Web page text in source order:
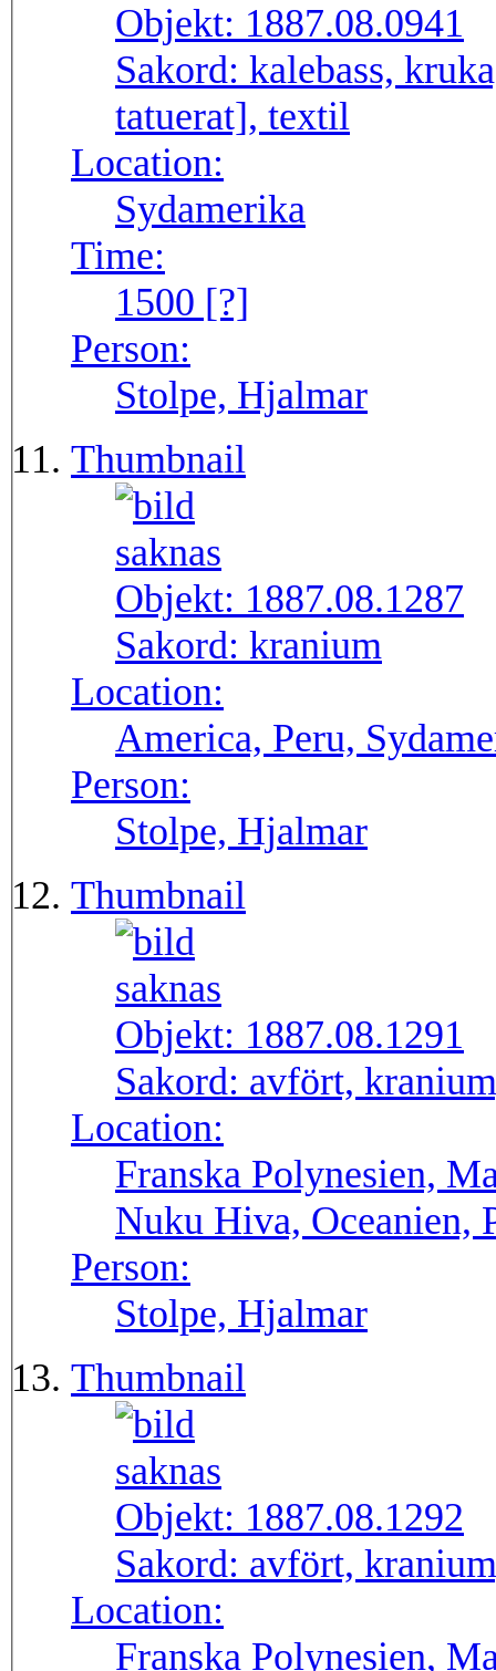
Objekt: 1887.08.0941
Sakord: kalebass,
tatuerat], textil
Location:
Sydamerika
Time:
1500 [?]
Person:
Stolpe, Hjalmar
Thumbnail
Objekt: 1887.08.1287
Sakord: kranium
Location:
America, Peru,
Person:
Stolpe, Hjalmar
Thumbnail
Objekt: 1887.08.1291
Sakord: avfört,
Location:
Franska Polynesien,
Nuku Hiva, Oceanien,
Person:
Stolpe, Hjalmar
Thumbnail
Objekt: 1887.08.1292
Sakord: avfört,
Location:
Franska Polynesien,